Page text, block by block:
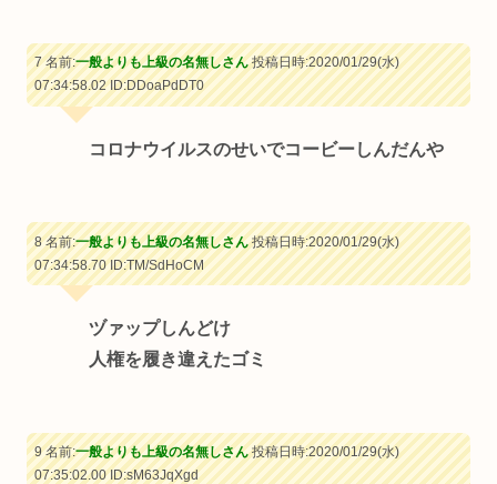
7 名前:一般よりも上級の名無しさん投稿日時:2020/01/29(水)
07:34:58.02ID:DDoaPdDT0
コロナウイルスのせいでコービーしんだんや
8 名前:一般よりも上級の名無しさん投稿日時:2020/01/29(水)
07:34:58.70ID:TM/SdHoCM
ヅァップしんどけ
人権を履き違えたゴミ
9 名前:一般よりも上級の名無しさん投稿日時:2020/01/29(水)
07:35:02.00ID:sM63JqXgd